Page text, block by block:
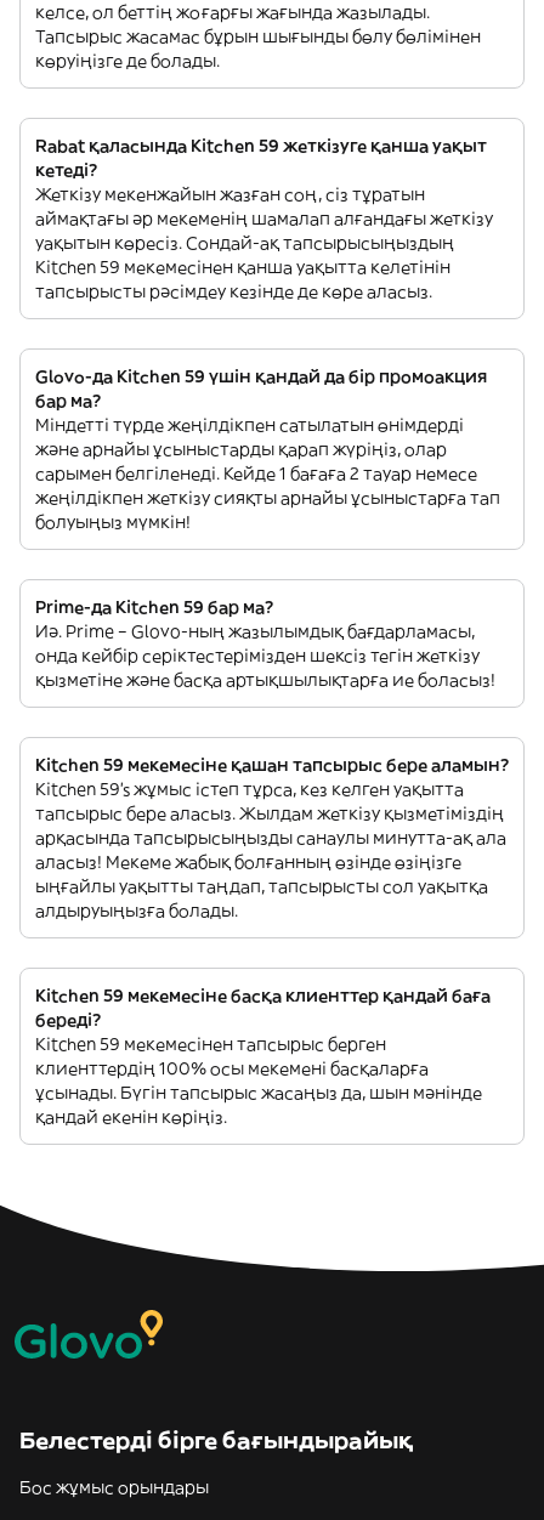
келсе, ол беттің жоғарғы жағында жазылады.
Тапсырыс жасамас бұрын шығынды бөлу бөлімінен
көруіңізге де болады.
Rabat қаласында Kitchen 59 жеткізуге қанша уақыт
кетеді?
Жеткізу мекенжайын жазған соң, сіз тұратын
аймақтағы әр мекеменің шамалап алғандағы жеткізу
уақытын көресіз. Сондай-ақ тапсырысыңыздың
Kitchen 59 мекемесінен қанша уақытта келетінін
тапсырысты рәсімдеу кезінде де көре аласыз.
Glovo-да Kitchen 59 үшін қандай да бір промоакция
бар ма?
Міндетті түрде жеңілдікпен сатылатын өнімдерді
және арнайы ұсыныстарды қарап жүріңіз, олар
сарымен белгіленеді. Кейде 1 бағаға 2 тауар немесе
жеңілдікпен жеткізу сияқты арнайы ұсыныстарға тап
болуыңыз мүмкін!
Prime-да Kitchen 59 бар ма?
Иә. Prime – Glovo-ның жазылымдық бағдарламасы,
онда кейбір серіктестерімізден шексіз тегін жеткізу
қызметіне және басқа артықшылықтарға ие боласыз!
Kitchen 59 мекемесіне қашан тапсырыс бере аламын?
Kitchen 59’s жұмыс істеп тұрса, кез келген уақытта
тапсырыс бере аласыз. Жылдам жеткізу қызметіміздің
арқасында тапсырысыңызды санаулы минутта-ақ ала
аласыз! Мекеме жабық болғанның өзінде өзіңізге
ыңғайлы уақытты таңдап, тапсырысты сол уақытқа
алдыруыңызға болады.
Kitchen 59 мекемесіне басқа клиенттер қандай баға
береді?
Kitchen 59 мекемесінен тапсырыс берген
клиенттердің 100% осы мекемені басқаларға
ұсынады. Бүгін тапсырыс жасаңыз да, шын мәнінде
қандай екенін көріңіз.
Белестерді бірге бағындырайық
Бос жұмыс орындары